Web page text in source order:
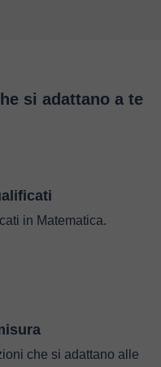
si adattano a te
in Matematica.
che si adattano alle